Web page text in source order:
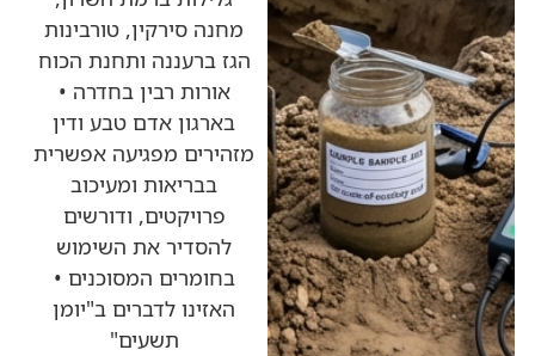
מחנה סירקין, טורבינות
הגז ברעננה ותחנת הכוח
אורות רבין בחדרה •
בארגון אדם טבע ודין
מזהירים מפגיעה אפשרית
בבריאות ומעיכוב
פרויקטים, ודורשים
להסדיר את השימוש
בחומרים המסוכנים •
האזינו לדברים ב"יומן
תשעים"